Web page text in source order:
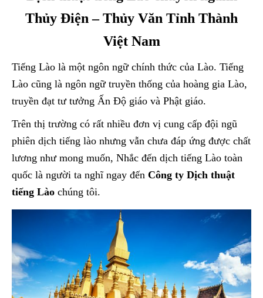
Thủy Điện – Thủy Văn Tỉnh Thành
Việt Nam
Tiếng Lào là một ngôn ngữ chính thức của Lào. Tiếng
Lào cũng là ngôn ngữ truyền thống của hoàng gia Lào,
truyền đạt tư tưởng Ấn Độ giáo và Phật giáo.
Trên thị trường có rất nhiều đơn vị cung cấp đội ngũ
phiên dịch tiếng lào nhưng vẫn chưa đáp ứng được chất
lương như mong muốn, Nhắc đến dịch tiếng Lào toàn
quốc là người ta nghĩ ngay đến Công ty Dịch thuật
tiếng Lào chúng tôi.